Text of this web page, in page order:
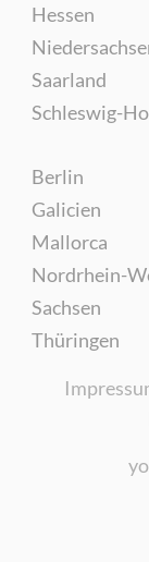
Hessen
Saarland
Schleswig-
Berlin
Galicien
Mallorca
Nordrhein-
Sachsen
Thüringen